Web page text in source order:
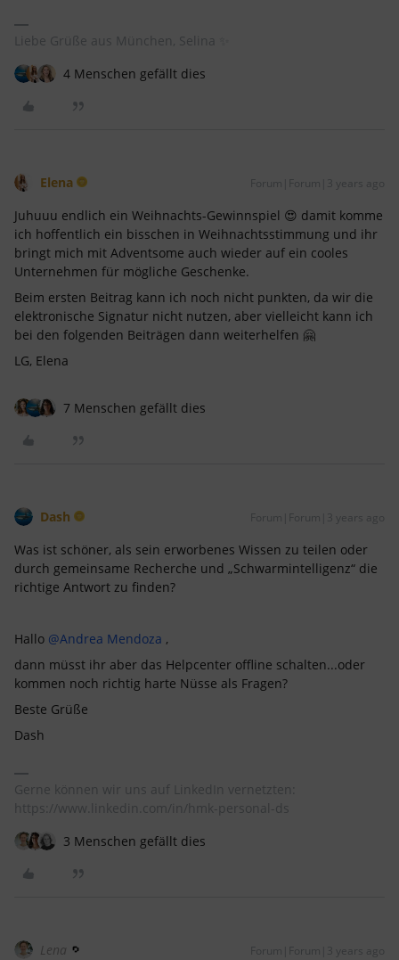
Liebe Grüße aus München, Selina ✨
4 Menschen gefällt dies
Elena Forum|Forum|3 years ago
Juhuuu endlich ein Weihnachts-Gewinnspiel 😍 damit komme
ich hoffentlich ein bisschen in Weihnachtsstimmung und ihr
bringt mich mit Adventsome auch wieder auf ein cooles
Unternehmen für mögliche Geschenke.
Beim ersten Beitrag kann ich noch nicht punkten, da wir die
elektronische Signatur nicht nutzen, aber vielleicht kann ich
bei den folgenden Beiträgen dann weiterhelfen 🤗
LG, Elena
7 Menschen gefällt dies
Dash Forum|Forum|3 years ago
Was ist schöner, als sein erworbenes Wissen zu teilen oder
durch gemeinsame Recherche und „Schwarmintelligenz“ die
richtige Antwort zu finden?
Hallo @Andrea Mendoza ,
dann müsst ihr aber das Helpcenter offline schalten...oder
kommen noch richtig harte Nüsse als Fragen?
Beste Grüße
Dash
Gerne können wir uns auf LinkedIn vernetzten:
https://www.linkedin.com/in/hmk-personal-ds
3 Menschen gefällt dies
Lena Forum|Forum|3 years ago